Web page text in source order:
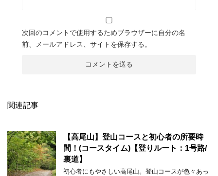
次回のコメントで使用するためブラウザーに自分の名
前、メールアドレス、サイトを保存する。
関連記事
【高尾山】登山コースと初心者の所要時
間！(コースタイム)【登りルート：1号路/
裏道】
初心者にもやさしい高尾山。登山コースが色々あっ